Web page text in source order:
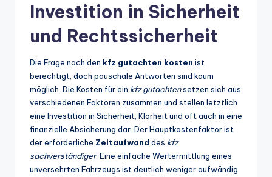
Investition in Sicherheit
und Rechtssicherheit
Die Frage nach den kfz gutachten kosten ist
berechtigt, doch pauschale Antworten sind kaum
möglich. Die Kosten für ein kfz gutachtensetzen sich aus
verschiedenen Faktoren zusammen und stellen letztlich
eine Investition in Sicherheit, Klarheit und oft auch in eine
finanzielle Absicherung dar. Der Hauptkostenfaktor ist
der erforderliche Zeitaufwand des kfz
sachverständiger. Eine einfache Wertermittlung eines
unversehrten Fahrzeugs ist deutlich weniger aufwändig